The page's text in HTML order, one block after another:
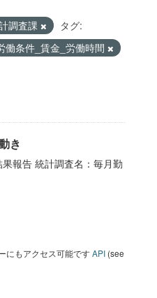
調査課
タグ:
働条件_賃金_労働時間
き
報告 統計調査名：毎月勤
にもアクセス可能ですAPI (see